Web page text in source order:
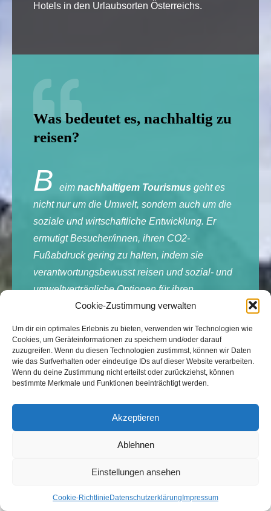
Cookie-Zustimmung verwalten
Um dir ein optimales Erlebnis zu bieten, verwenden wir Technologien wie
Cookies, um Geräteinformationen zu speichern und/oder darauf
zuzugreifen. Wenn du diesen Technologien zustimmst, können wir Daten
wie das Surfverhalten oder eindeutige IDs auf dieser Website verarbeiten.
Wenn du deine Zustimmung nicht erteilst oder zurückziehst, können
bestimmte Merkmale und Funktionen beeinträchtigt werden.
Akzeptieren
Ablehnen
Einstellungen ansehen
Cookie-Richtlinie Datenschutzerklärung Impressum
Hotels in den Urlaubsorten Österreichs.
Was bedeutet es, nachhaltig zu
reisen?
B eim nachhaltigem Tourismus geht es
nicht nur um die Umwelt, sondern auch um die
soziale und wirtschaftliche Entwicklung. Er
ermutigt Besucher/innen, ihren CO2-
Fußabdruck gering zu halten, indem sie
verantwortungsbewusst reisen und sozial- und
umweltverträgliche Optionen für ihren
Aufenthalt und ihr Urlaubsangebot wählen
Die „Leave no trace“-Philosophie bringt den
Gedanken des nachhaltigen Tourismus auf den
Punkt: Hinterlasse dein Reiseziel so, wie du es